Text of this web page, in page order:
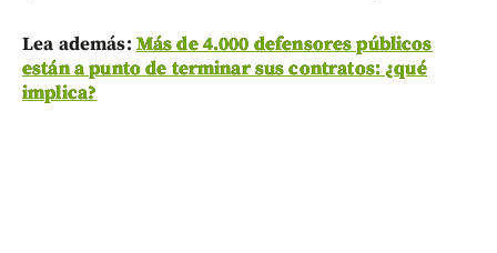
Lea además: Más de 4.000 defensores públicos
están a punto de terminar sus contratos: ¿qué
implica?